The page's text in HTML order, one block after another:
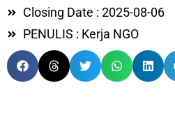
Closing Date : 2025-08-06
PENULIS : Kerja NGO